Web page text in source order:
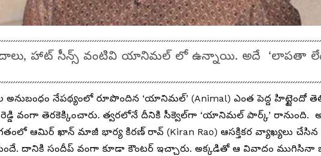
హాట్ సీన్స్ వంటివి యానిమల్ లో ఉన్నాయి. అదే ‘లాపతా
అనుబంధం నేపథ్యంలో రూపొందిన ‘యానిమల్‌’ (Animal) ఎంత పెద్ద హిట్టైందో
వంగా తెరకెక్కించారు. త్వరలోనే దీనికి సీక్వెల్‌గా ‘యానిమల్‌ పార్క్‌’
ఆమిర్‌ ఖాన్‌ మాజీ భార్య కిరణ్‌ రావ్‌ (Kiran Rao) ఆసక్తికర వ్యాఖ్యలు చేసిన
దానికి సందీప్ వంగా కూడా కౌంటర్ ఇచ్చారు. అక్కడితో ఆ వివాదం ముగిసినా